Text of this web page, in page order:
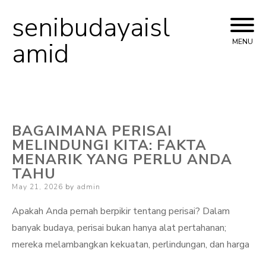
Skip
to
senibudayaisl
amid MENU
BAGAIMANA PERISAI
MELINDUNGI KITA: FAKTA
MENARIK YANG PERLU ANDA
TAHU
Posted
May 21, 2026 by admin
Apakah Anda pernah berpikir tentang perisai? Dalam
banyak budaya, perisai bukan hanya alat pertahanan;
mereka melambangkan kekuatan, perlindungan, dan harga